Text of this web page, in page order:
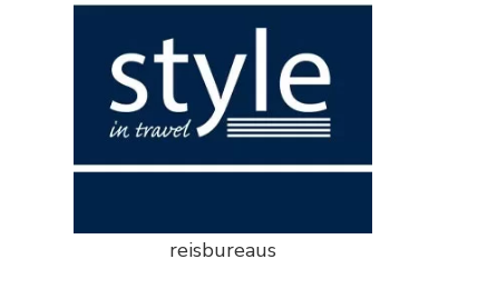
reisbureaus